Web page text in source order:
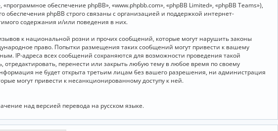
обеспечение phpBB», «www.phpbb.com», «phpBB Limited», «phpBB Teams»),
phpBB строго связаны с организацией и поддержкой интернет-
содержания и/или поведения в них.
к национальной розни и прочих сообщений, которые могут нарушить законы
право. Попытки размещения таких сообщений могут привести к вашему
IP-адреса всех сообщений сохраняются для возможности проведения такой
перенести или закрыть любую тему в любое время по своему
не будет открыта третьим лицам без вашего разрешения, ни администрация
могут привести к несанкционированному доступу к ней.
над версией перевода на русском языке.